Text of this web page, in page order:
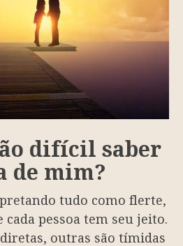
difícil saber
de mim?
tudo como flerte,
pessoa tem seu jeito.
outras são tímidas